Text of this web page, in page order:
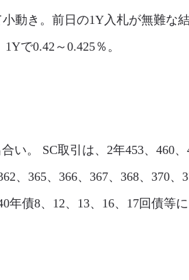
き。前日の1Y入札が無難な
で0.42～0.425％。
い。 SC取引は、2年453、460、
、365、366、367、368、370、
年債8、12、13、16、17回債等